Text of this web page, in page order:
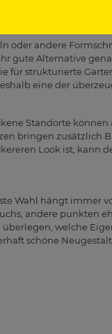
ersetzen.
oder andere
gute Alternative
für strukturierte
eine der
Standorte können
bringen zusätzlich
Look ist, kann
Wahl hängt immer
andere punkten
welche
schöne